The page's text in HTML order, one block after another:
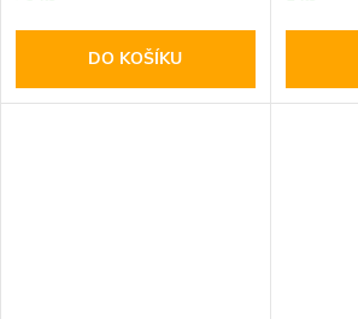
DO KOŠÍKU